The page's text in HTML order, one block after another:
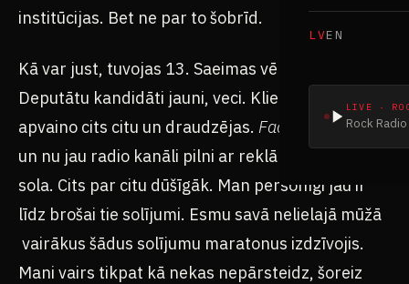
LVEN
LIVE ·
Rock
institūcijas. Bet ne par to šobrīd.
Kā var just, tuvojas 13. Saeimas vēlēšanas.
Deputātu kandidāti jauni, veci. Kliedz, ālējas,
apvaino cits citu un draudzējas. Facebook
un TV,
un nu jau radio kanāli pilni ar reklāmām. Atkal
sola. Cits par citu dūšīgāk. Man personīgi jau ir
līdz brošai tie solījumi. Esmu savā nelielajā mūžā
vairākus šādus solījumu maratonus izdzīvojis.
Mani vairs tikpat kā nekas nepārsteidz, šoreiz